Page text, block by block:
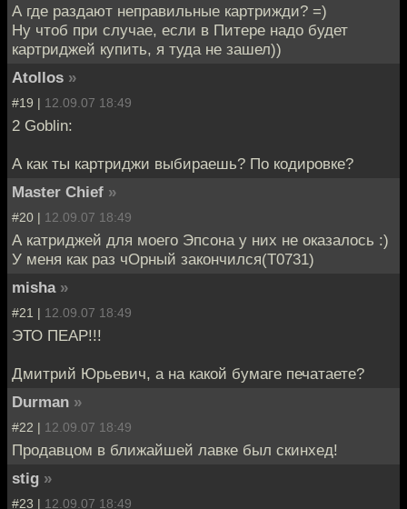
А где раздают неправильные картрижди? =)
Ну чтоб при случае, если в Питере надо будет
картриджей купить, я туда не зашел))
Atollos »
#19 | 12.09.07 18:49
2 Goblin:
А как ты картриджи выбираешь? По кодировке?
Master Chief »
#20 | 12.09.07 18:49
А катриджей для моего Эпсона у них не оказалось :)
У меня как раз чОрный закончился(T0731)
misha »
#21 | 12.09.07 18:49
ЭТО ПЕАР!!!
Дмитрий Юрьевич, а на какой бумаге печатаете?
Durman »
#22 | 12.09.07 18:49
Продавцом в ближайшей лавке был скинхед!
stig »
#23 | 12.09.07 18:49